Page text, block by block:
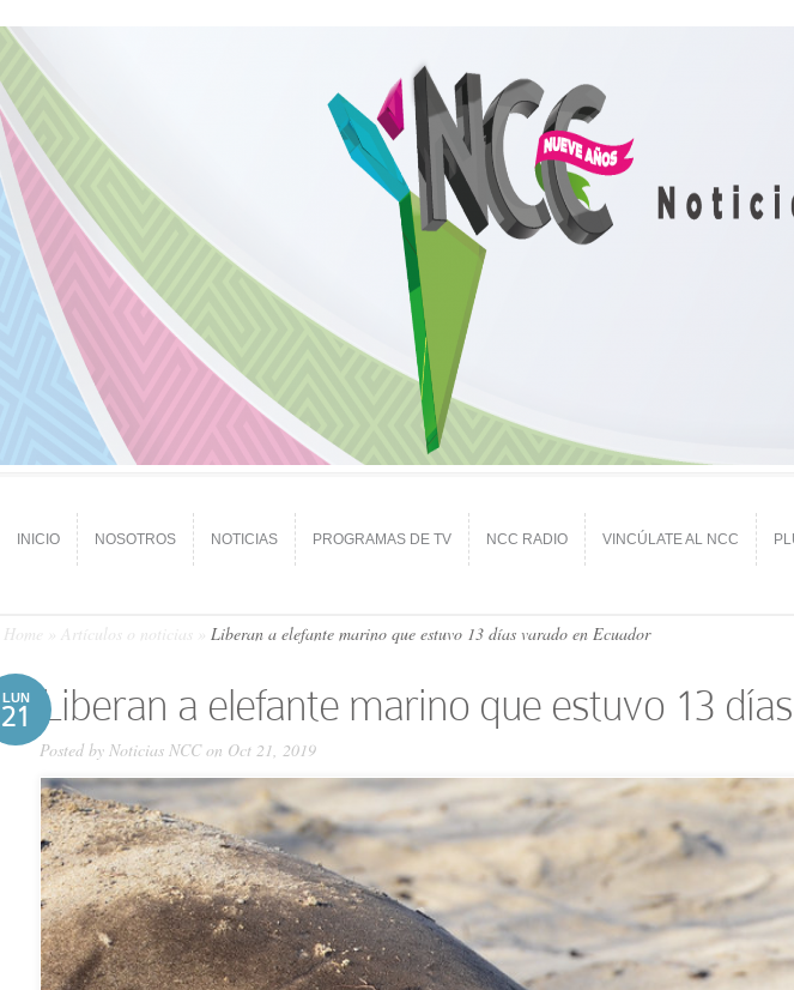
INICIO NOSOTROS NOTICIAS PROGRAMAS DE TV NCC RADIO VINCÚLATE AL NCC
Home Artículos o noticias Liberan a elefante marino que estuvo 13 días varado en Ecuador
LUN
21 Liberan a elefante marino que estuvo 13
Posted by Noticias NCCon Oct 21, 2019